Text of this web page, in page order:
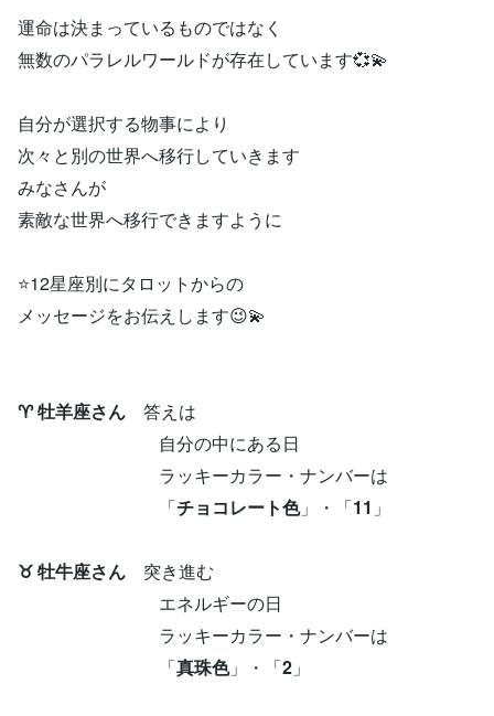
運命は決まっているものではなく
無数のパラレルワールドが存在しています💞💫
自分が選択する物事により
次々と別の世界へ移行していきます
みなさんが
素敵な世界へ移行できますように
⭐12星座別にタロットからの
メッセージをお伝えします😉💫
♈ 牡羊座さん 答えは
自分の中にある日
ラッキーカラー・ナンバーは
「チョコレート色」・「11 」
♉ 牡牛座さん 突き進む
エネルギーの日
ラッキーカラー・ナンバーは
「真珠色」・「2 」